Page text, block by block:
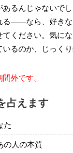
るんじゃないで
る――なら、好き
てください。気に
るのか、じっく
外です。
占えます
た
の人の本質